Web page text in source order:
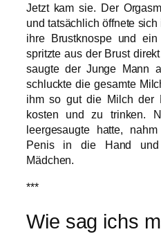
Jetzt kam sie. Der
und tatsächlich öffnete
ihre Brustknospe und
spritzte aus der Brust
saugte der Junge Mann
schluckte die gesamte
ihm so gut die Milch der
kosten und zu trinken.
leergesaugte hatte,
Penis in die Hand
Mädchen.
***
Wie sag ichs